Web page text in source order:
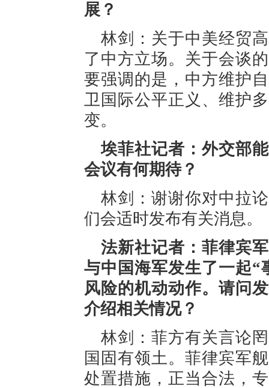
展？
林剑：关于中美经贸
了中方立场。关于会谈
要强调的是，中方维护
卫国际公平正义、维护
变。
埃菲社记者：外交部
会议有何期待？
林剑：谢谢你对中拉
们会适时发布有关消息。
法新社记者：菲律宾
与中国海军发生了一起“
风险的机动动作。请问
介绍相关情况？
林剑：菲方有关言论
国固有领土。菲律宾军
处置措施，正当合法，